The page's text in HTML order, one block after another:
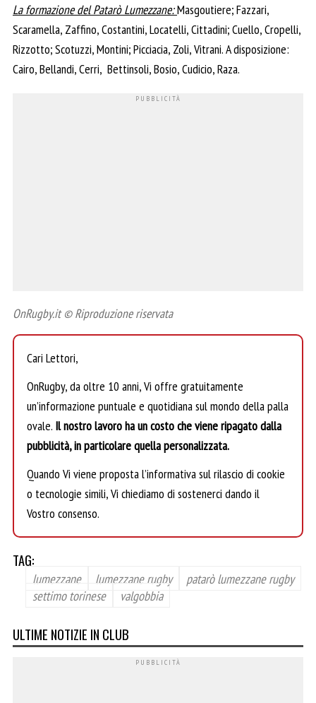
La formazione del Patarò Lumezzane:Masgoutiere; Fazzari,
Scaramella, Zaffino, Costantini, Locatelli, Cittadini; Cuello, Cropelli,
Rizzotto; Scotuzzi, Montini; Picciacia, Zoli, Vitrani. A disposizione:
Cairo, Bellandi, Cerri, Bettinsoli, Bosio, Cudicio, Raza.
OnRugby.it © Riproduzione riservata
Cari Lettori,
OnRugby, da oltre 10 anni, Vi offre gratuitamente
un’informazione puntuale e quotidiana sul mondo della palla
ovale. Il nostro lavoro ha un costo che viene ripagato dalla
pubblicità, in particolare quella personalizzata.
Quando Vi viene proposta l’informativa sul rilascio di cookie
o tecnologie simili, Vi chiediamo di sostenerci dando il
Vostro consenso.
TAG:
lumezzane lumezzane rugby
patarò lumezzane rugby
settimo torinese
valgobbia
ULTIME NOTIZIE IN CLUB